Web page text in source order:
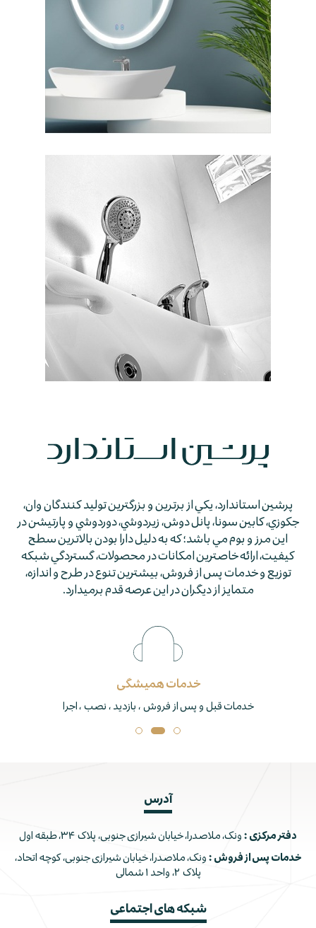
پرشين استاندارد، يكي از برترين و بزرگترين توليد كنندگان وان،
جكوزي، كابين سونا، پانل دوش، زيردوشي، دوردوشي و پارتيشن در
اين مرز و بوم مي باشد؛ كه به دليل دارا بودن بالاترين سطح
كيفيت، ارائه خاصترين امكانات در محصولات، گستردگي شبكه
توزيع و خدمات پس از فروش، بيشترين تنوع در طرح و اندازه،
متمايز از ديگران در اين عرصه قدم برمي­دارد.
خدمات همیشگی
خدمات قبل و پس از فروش ، بازدید ، نصب ، اجرا
آدرس
دفتر مرکزی : ونک، ملاصدرا، خیابان شیرازی جنوبی، پلاک ۳۴، طبقه اول
خدمات پس از فروش : ونک، ملاصدرا، خیابان شیرازی جنوبی، کوچه اتحاد،
پلاک ۲، واحد ۱ شمالی
شبکه های اجتماعی